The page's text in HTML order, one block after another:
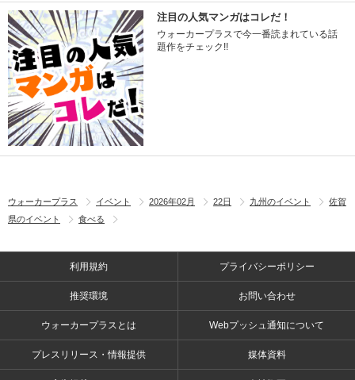
注目の人気マンガはコレだ！
ウォーカープラスで今一番読まれている話
題作をチェック!!
ウォーカープラス イベント 2026年02月 22日 九州のイベント
佐賀
県のイベント
食べる
利用規約 プライバシーポリシー
推奨環境 お問い合わせ
ウォーカープラスとは Webプッシュ通知について
プレスリリース・情報提供 媒体資料